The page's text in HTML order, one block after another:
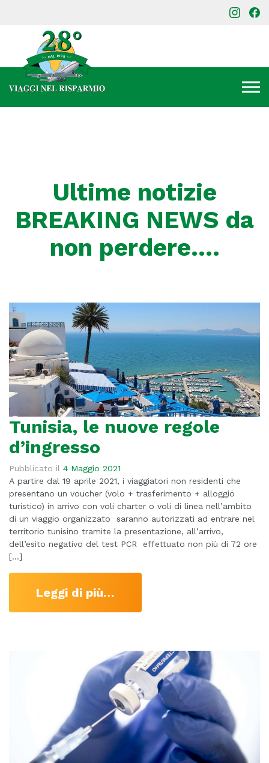
Ultime notizie
BREAKING NEWS da
non perdere….
Tunisia, le nuove regole
d’ingresso
Pubblicato il 4 Maggio 2021
A partire dal 19 aprile 2021, i viaggiatori non residenti che
presentano un voucher (volo + trasferimento + alloggio
turistico) in arrivo con voli charter o voli di linea nell’ambito
di un viaggio organizzato saranno autorizzati ad entrare nel
territorio tunisino tramite la presentazione, all’arrivo,
dell’esito negativo del test PCR effettuato non più di 72 ore
[…]
Leggi di più…